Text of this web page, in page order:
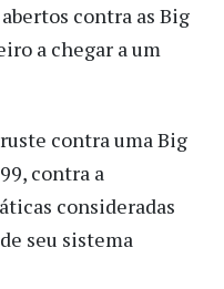
contra as Big
a chegar a um
contra uma Big
contra a
consideradas
seu sistema